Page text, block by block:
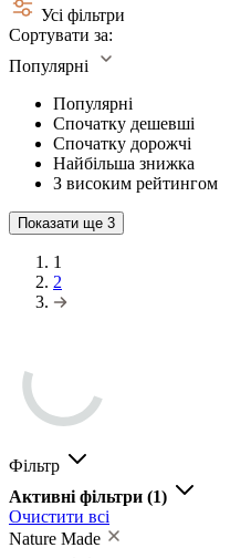
Усі фільтри
Сортувати за:
Популярні
Популярні
Спочатку дешевші
Спочатку дорожчі
Найбільша знижка
З високим рейтингом
Показати ще 3
1
2
Фільтр
Активні фільтри (1)
Очистити всі
Nature Made